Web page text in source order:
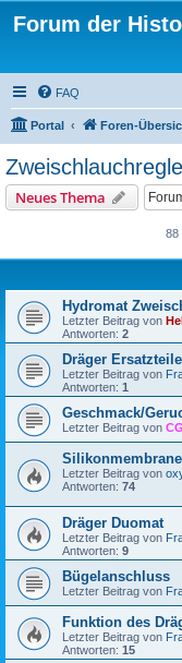
Forum der
FAQ
Portal Foren-
Neues Thema
88
Hydromat
Letzter Beitrag von
Antworten: 2
Dräger Ersatzteile
Letzter Beitrag von
Antworten: 1
Geschmack/
Letzter Beitrag von
Letzter Beitrag von
Antworten: 74
Dräger Duomat
Letzter Beitrag von
Antworten: 9
Bügelanschluss
Letzter Beitrag von
Funktion des
Letzter Beitrag von
Antworten: 15